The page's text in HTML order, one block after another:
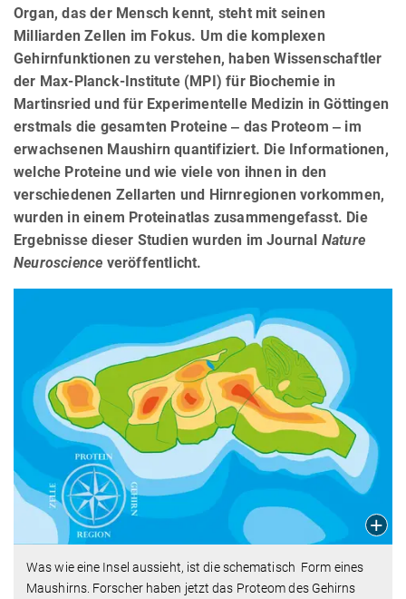
Organ, das der Mensch kennt, steht mit seinen
Milliarden Zellen im Fokus. Um die komplexen
Gehirnfunktionen zu verstehen, haben Wissenschaftler
der Max-Planck-Institute (MPI) für Biochemie in
Martinsried und für Experimentelle Medizin in Göttingen
erstmals die gesamten Proteine ‒ das Proteom ‒ im
erwachsenen Maushirn quantifiziert. Die Informationen,
welche Proteine und wie viele von ihnen in den
verschiedenen Zellarten und Hirnregionen vorkommen,
wurden in einem Proteinatlas zusammengefasst. Die
Ergebnisse dieser Studien wurden im Journal Nature
Neuroscience veröffentlicht.
Was wie eine Insel aussieht, ist die schematisch Form eines
Maushirns. Forscher haben jetzt das Proteom des Gehirns